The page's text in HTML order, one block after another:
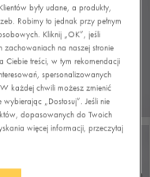
były udane, a produkty,
Robimy to jednak przy pełnym
Kliknij „OK”, jeśli
na naszej stronie
treści, w tym rekomendacji
spersonalizowanych
każdej chwili możesz zmienić
„Dostosuj”. Jeśli nie
dopasowanych do Twoich
więcej informacji, przeczytaj